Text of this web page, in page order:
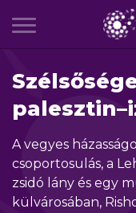
A vegyes
csoportosulás, a
zsidó lány és egy
külvárosában,